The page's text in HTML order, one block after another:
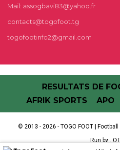
Mail: assogbavi83@yahoo.fr
contacts@togofoot.tg
togofootinfo2@gmail.com
RESULTATS DE
AFRIK SPORTS
APO
© 2013 - 2026 - TOGO FOOT |
Run by :